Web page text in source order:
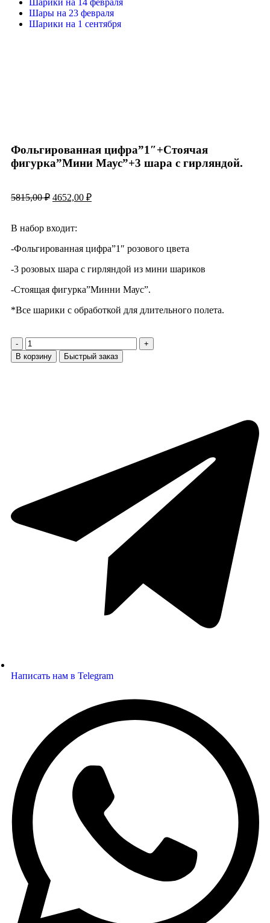
Шарики на 14 февраля
Шары на 23 февраля
Шарики на 1 сентября
Фольгированная цифра”1″+Стоячая
фигурка”Мини Маус”+3 шара с гирляндой.
5815,00₽ 4652,00 ₽
В набор входит:
-Фольгированная цифра”1″ розового цвета
-3 розовых шара с гирляндой из мини шариков
-Стоящая фигурка”Минни Маус”.
*Все шарики с обработкой для длительного полета.
В корзину Быстрый заказ
Написать нам в Telegram